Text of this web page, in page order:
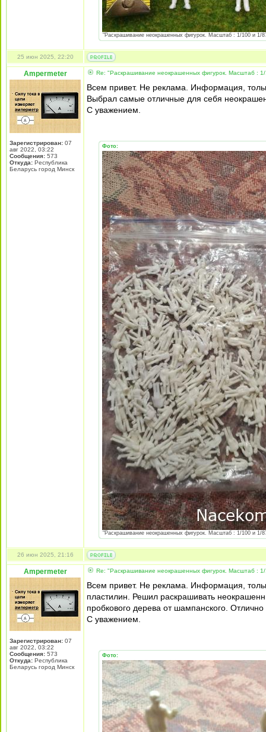
"Раскрашивание неокрашенных фигурок. Масштаб : 1/100 и 1/
25 июн 2025, 22:20
Ampermeter
Зарегистрирован: 07
авг 2022, 03:22
Сообщения: 573
Откуда: Республика
Беларусь город Минск
Re: "Раскрашивание неокрашенных фигурок. Масштаб :
Всем привет. Не реклама. Информация,
Выбрал самые отличные для себя
С уважением.
Фото:
"Раскрашивание неокрашенных фигурок. Масштаб : 1/100 и 1/
26 июн 2025, 21:16
Ampermeter
Зарегистрирован: 07
авг 2022, 03:22
Сообщения: 573
Откуда: Республика
Беларусь город Минск
Re: "Раскрашивание неокрашенных фигурок. Масштаб :
Всем привет. Не реклама. Информация,
пластилин. Решил раскрашивать
пробкового дерева от шампанского.
С уважением.
Фото: